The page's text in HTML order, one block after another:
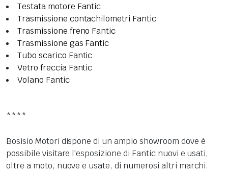
Testata motore Fantic
Trasmissione contachilometri Fantic
Trasmissione freno Fantic
Trasmissione gas Fantic
Tubo scarico Fantic
Vetro freccia Fantic
Volano Fantic
****
Bosisio Motori dispone di un ampio showroom dove è
possibile visitare l'esposizione di Fantic nuovi e usati,
oltre a moto, nuove e usate, di numerosi altri marchi.